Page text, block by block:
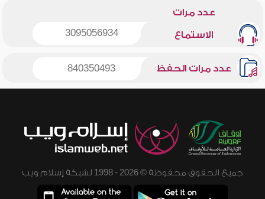
عدد مرات
الاستماع 3095056934
عدد مرات الحفظ 840350493
جميع الحقوق محفوظة © 2026 - 1998 لشبكة إسلام ويب